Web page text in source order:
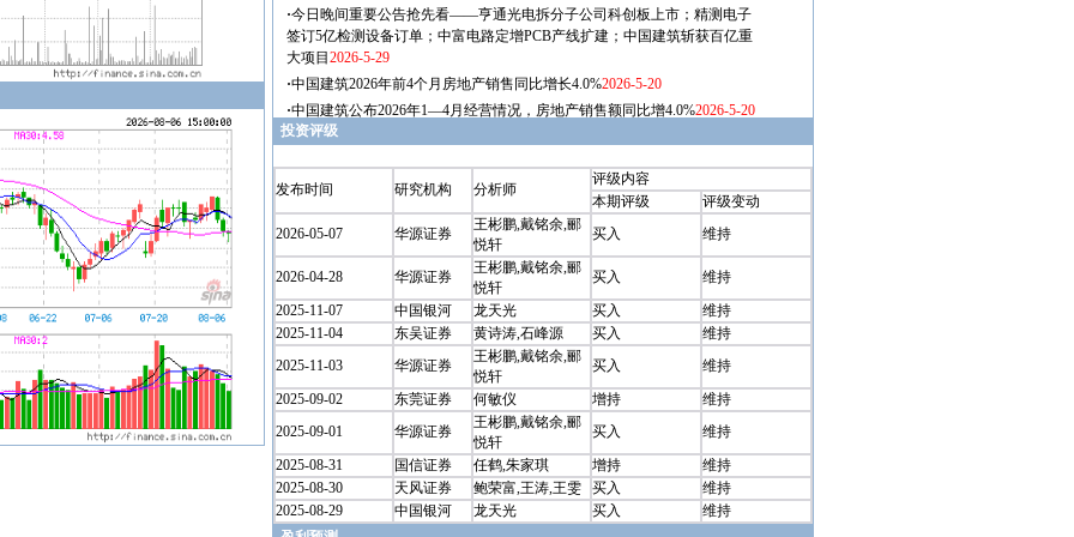
投资评级
发布时间 研究机构 分析师
评级内容
本期评级
评级变动
2026-05-07
华源证券
王彬鹏,戴铭余,郦
悦轩
买入 维持
2026-04-28 华源证券
王彬鹏,戴铭余,郦
悦轩
买入
维持
2025-11-07
中国银河 龙天光 买入
维持
2025-11-04
东吴证券 黄诗涛,石峰源 买入
维持
2025-11-03
华源证券
王彬鹏,戴铭余,郦
悦轩
买入
维持
2025-09-02
东莞证券 何敏仪 增持
维持
2025-09-01
华源证券
王彬鹏,戴铭余,郦
悦轩
买入
维持
2025-08-31
国信证券 任鹤,朱家琪 增持
维持
2025-08-30
天风证券 鲍荣富,王涛,王雯 买入
维持
2025-08-29
中国银河 龙天光 买入
维持